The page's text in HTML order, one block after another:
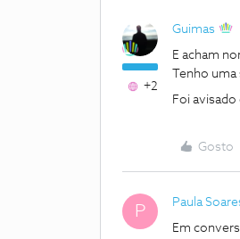
+2
Guimas
E acham
Tenho
Foi
Gosto
P Paula
Em